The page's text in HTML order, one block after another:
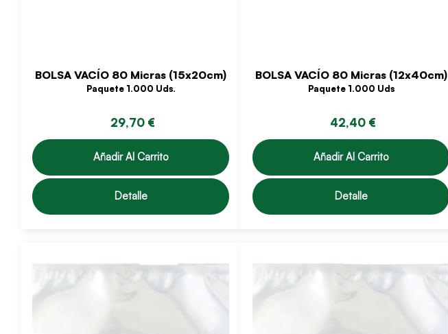
BOLSA VACÍO 80 Micras (15x20cm)
Paquete 1.000 Uds.
29,70 €
Añadir Al Carrito
Detalle
BOLSA VACÍO 80 Micras (12x40cm)
Paquete 1.000 Uds
42,40 €
Añadir Al Carrito
Detalle